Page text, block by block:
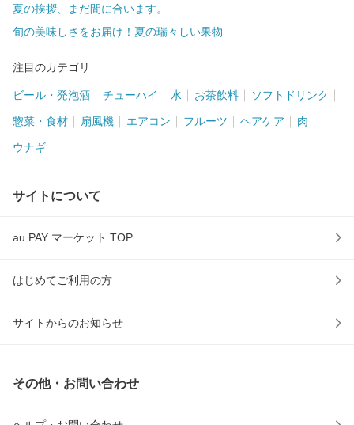
夏の挨拶、まだ間に合います。
旬の美味しさをお届け！夏の瑞々しい果物
注目のカテゴリ
ビール・発泡酒 チューハイ 水 お茶飲料 ソフトドリンク
惣菜・食材 扇風機 エアコン フルーツ ヘアケア 肉
ウナギ
サイトについて
au PAY マーケット TOP
はじめてご利用の方
サイトからのお知らせ
その他・お問い合わせ